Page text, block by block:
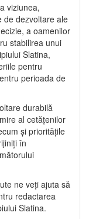
viziunea,
de dezvoltare ale
a oamenilor
stabilirea unui
Slatina,
pentru
perioada de
durabilă
al cetățenilor
și prioritățile
în
ne veți ajuta să
redactarea
Slatina.